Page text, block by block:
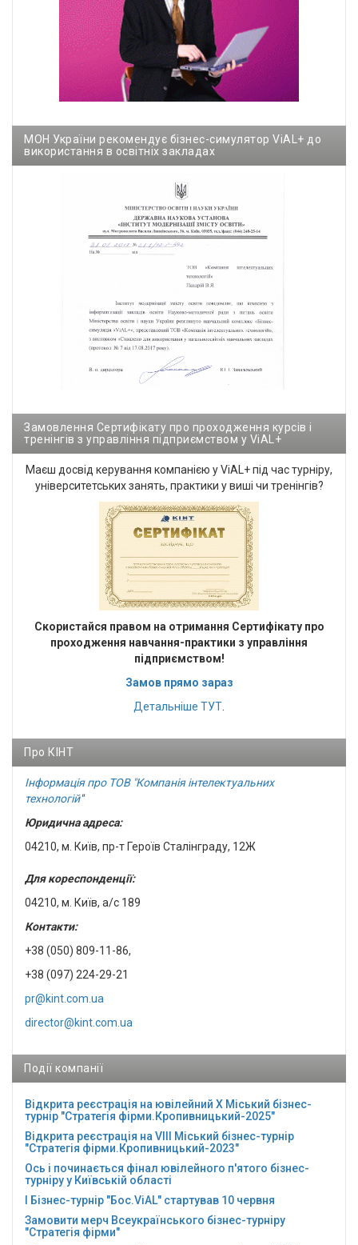
МОН України рекомендує бізнес-симулятор ViAL+ до
використання в освітніх закладах
Замовлення Сертифікату про проходження курсів і
тренінгів з управління підприємством у ViAL+
Маєш досвід керування компанією у ViAL+ під час турніру,
університетських занять, практики у виші чи тренінгів?
Cкористайся правом на отримання Сертифікату про
проходження навчання-практики з управління
підприємством!
Замов прямо зараз
Детальніше ТУТ
Про КІНТ
Інформація про ТОВ "Компанія інтелектуальних
технологій"
Юридична адреса:
04210, м. Київ, пр-т Героїв Сталінграду, 12Ж
Для кореспонденції:
04210, м. Київ, а/с 189
Контакти:
+38 (050) 809-11-86,
+38 (097) 224-29-21
pr@kint.com.ua
director@kint.com.ua
Події компанії
Відкрита реєстрація на ювілейний Х Міський бізнес-
турнір "Стратегія фірми.Кропивницький-2025"
Відкрита реєстрація на VІІІ Міський бізнес-турнір
"Стратегія фірми.Кропивницький-2023"
Ось і починається фінал ювілейного п'ятого бізнес-
турніру у Київській області
І Бізнес-турнір "Бос.ViAL" стартував 10 червня
Замовити мерч Всеукраїнського бізнес-турніру
"Стратегія фірми"